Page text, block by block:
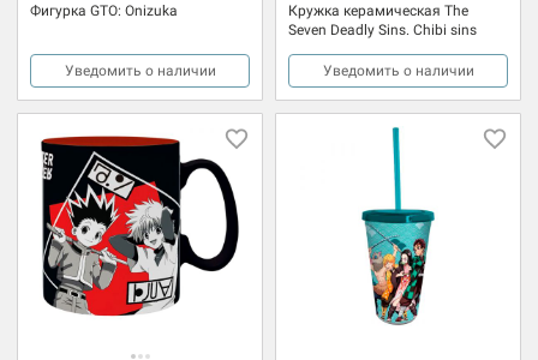
Фигурка GTO: Onizuka
Уведомить о наличии
Кружка керамическая The
Seven Deadly Sins. Chibi sins
Уведомить о наличии